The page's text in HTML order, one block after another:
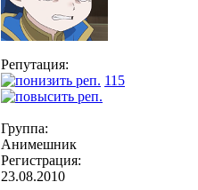
Репутация:
115
Группа:
Анимешник
Регистрация:
23.08.2010